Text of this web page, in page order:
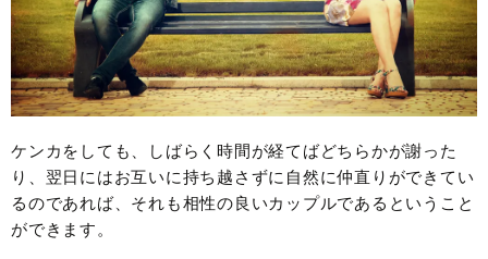
ケンカをしても、しばらく時間が経てばどちらかが謝った
り、翌日にはお互いに持ち越さずに自然に仲直りができてい
るのであれば、それも相性の良いカップルであるということ
ができます。